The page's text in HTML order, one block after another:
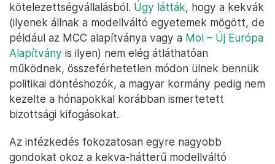
kötelezettségvállalásból. Úgy látták, hogy a kekvák
(ilyenek állnak a modellváltó egyetemek mögött, de
például az MCC alapítványa vagy a Mol – Új Európa
Alapítvány is ilyen) nem elég átláthatóan
működnek, összeférhetetlen módon ülnek bennük
politikai döntéshozók, a magyar kormány pedig nem
kezelte a hónapokkal korábban ismertetett
bizottsági kifogásokat.
Az intézkedés fokozatosan egyre nagyobb
gondokat okoz a kekva-hátterű modellváltó